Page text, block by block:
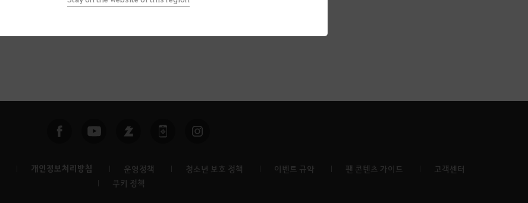
1
개인정보처리방침 운영정책 청소년 보호 정책 이벤트 규약 팬 콘텐츠 가이드
고객센터
쿠키 정책